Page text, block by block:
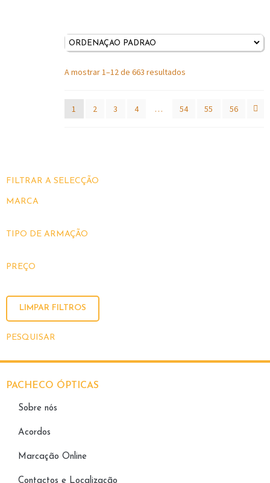
A mostrar 1–12 de 663 resultados
1 2 3 4 … 54 55 56
FILTRAR A SELECÇÃO
MARCA
TIPO DE ARMAÇÃO
PREÇO
LIMPAR FILTROS
PESQUISAR
PACHECO ÓPTICAS
Sobre nós
Acordos
Marcação Online
Contactos e Localização